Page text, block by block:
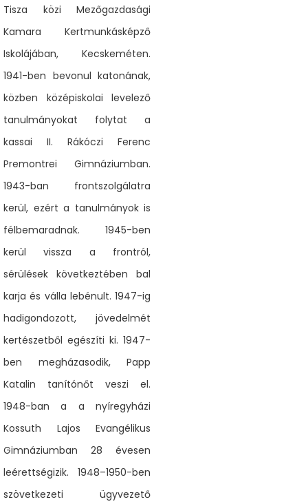
Tisza közi Mezőgazdasági
Kamara Kertmunkásképző
Iskolájában, Kecskeméten.
1941-ben bevonul katonának,
közben középiskolai levelező
tanulmányokat folytat a
kassai II. Rákóczi Ferenc
Premontrei Gimnáziumban.
1943-ban frontszolgálatra
kerül, ezért a tanulmányok is
félbemaradnak. 1945-ben
kerül vissza a frontról,
sérülések következtében bal
karja és válla lebénult. 1947-ig
hadigondozott, jövedelmét
kertészetből egészíti ki. 1947-
ben megházasodik, Papp
Katalin tanítónőt veszi el.
1948-ban a a nyíregyházi
Kossuth Lajos Evangélikus
Gimnáziumban 28 évesen
leérettségizik. 1948–1950-ben
szövetkezeti ügyvezető